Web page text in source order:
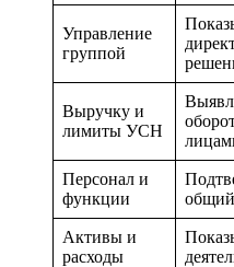
Управление
группой
Выручку и
лимиты УСН
Персонал и
функции
Активы и
расходы